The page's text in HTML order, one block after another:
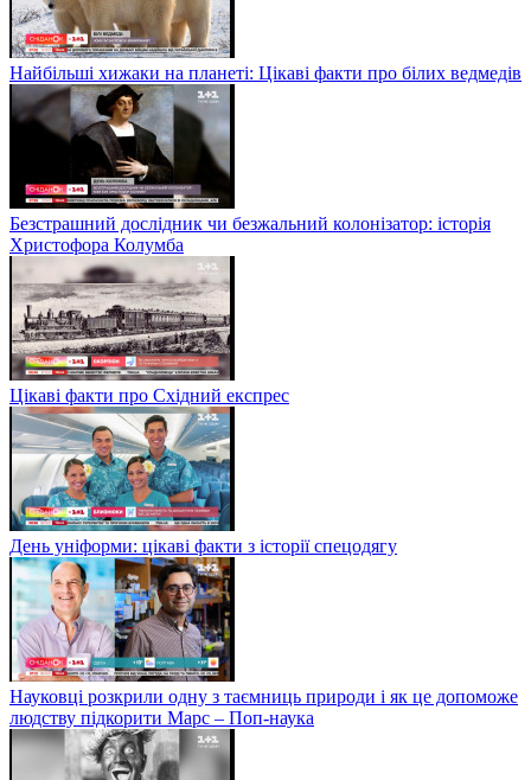
Найбільші хижаки на планеті: Цікаві факти про білих ведмедів
Безстрашний дослідник чи безжальний колонізатор: історія
Христофора Колумба
Цікаві факти про Східний експрес
День уніформи: цікаві факти з історії спецодягу
Науковці розкрили одну з таємниць природи і як це допоможе
людству підкорити Марс – Поп-наука